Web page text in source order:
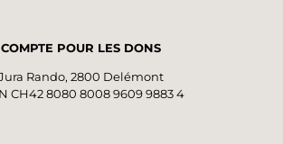
COMPTE POUR LES DONS
Rando, 2800 Delémont
CH42 8080 8008 9609 9883 4